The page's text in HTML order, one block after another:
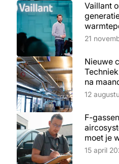
Vaillant
Lees
21
Nieuwe
na Lees
12
F-
moet je
Lees
15 april